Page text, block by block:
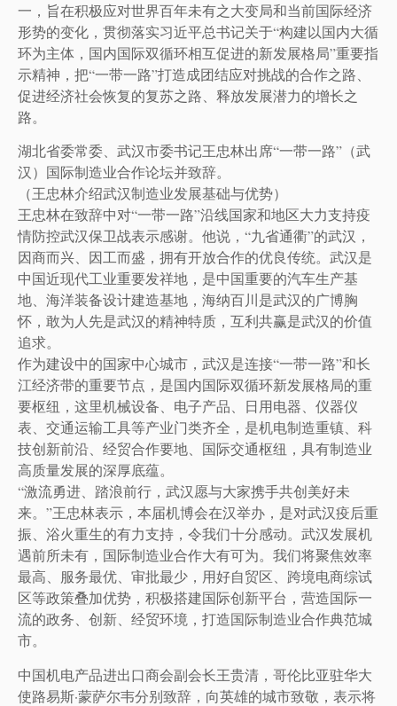
一，旨在积极应对世界百年未有之大变局和当前国际经济
形势的变化，贯彻落实习近平总书记关于“构建以国内大循
环为主体，国内国际双循环相互促进的新发展格局”重要指
示精神，把“一带一路”打造成团结应对挑战的合作之路、
促进经济社会恢复的复苏之路、释放发展潜力的增长之
路。
湖北省委常委、武汉市委书记王忠林出席“一带一路”（武
汉）国际制造业合作论坛并致辞。
（王忠林介绍武汉制造业发展基础与优势）
王忠林在致辞中对“一带一路”沿线国家和地区大力支持疫
情防控武汉保卫战表示感谢。他说，“九省通衢”的武汉，
因商而兴、因工而盛，拥有开放合作的优良传统。武汉是
中国近现代工业重要发祥地，是中国重要的汽车生产基
地、海洋装备设计建造基地，海纳百川是武汉的广博胸
怀，敢为人先是武汉的精神特质，互利共赢是武汉的价值
追求。
作为建设中的国家中心城市，武汉是连接“一带一路”和长
江经济带的重要节点，是国内国际双循环新发展格局的重
要枢纽，这里机械设备、电子产品、日用电器、仪器仪
表、交通运输工具等产业门类齐全，是机电制造重镇、科
技创新前沿、经贸合作要地、国际交通枢纽，具有制造业
高质量发展的深厚底蕴。
“激流勇进、踏浪前行，武汉愿与大家携手共创美好未
来。”王忠林表示，本届机博会在汉举办，是对武汉疫后重
振、浴火重生的有力支持，令我们十分感动。武汉发展机
遇前所未有，国际制造业合作大有可为。我们将聚焦效率
最高、服务最优、审批最少，用好自贸区、跨境电商综试
区等政策叠加优势，积极搭建国际创新平台，营造国际一
流的政务、创新、经贸环境，打造国际制造业合作典范城
市。
中国机电产品进出口商会副会长王贵清，哥伦比亚驻华大
使路易斯·蒙萨尔韦分别致辞，向英雄的城市致敬，表示将